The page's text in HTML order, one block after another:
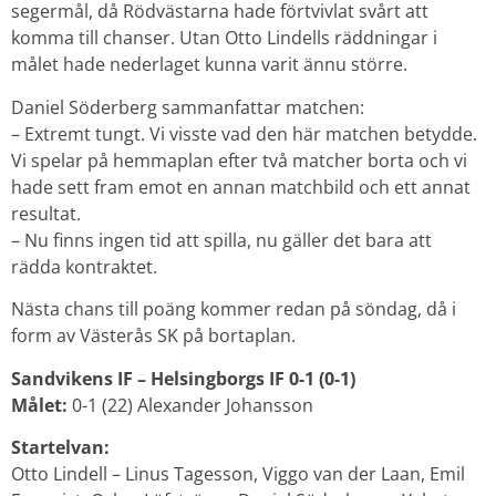
segermål, då Rödvästarna hade förtvivlat svårt att
komma till chanser. Utan Otto Lindells räddningar i
målet hade nederlaget kunna varit ännu större.
Daniel Söderberg sammanfattar matchen:
– Extremt tungt. Vi visste vad den här matchen betydde.
Vi spelar på hemmaplan efter två matcher borta och vi
hade sett fram emot en annan matchbild och ett annat
resultat.
– Nu finns ingen tid att spilla, nu gäller det bara att
rädda kontraktet.
Nästa chans till poäng kommer redan på söndag, då i
form av Västerås SK på bortaplan.
Sandvikens IF – Helsingborgs IF 0-1 (0-1)
Målet: 0-1 (22) Alexander Johansson
Startelvan:
Otto Lindell – Linus Tagesson, Viggo van der Laan, Emil